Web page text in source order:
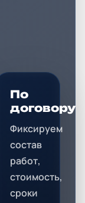
По
договору
Фиксируем
состав
работ,
стоимость,
сроки